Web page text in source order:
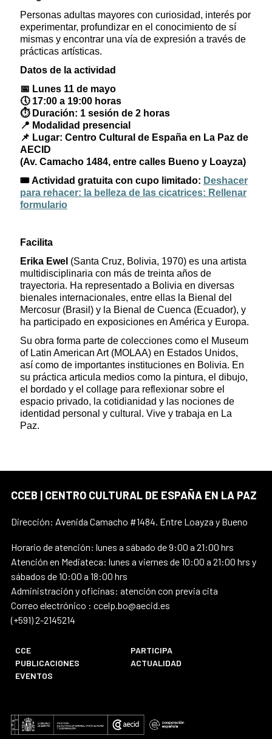
Personas adultas mayores con curiosidad, interés por
experimentar, profundizar en el conocimiento de sí
mismas y encontrar una vía de expresión a través de
prácticas artísticas.
Datos de la actividad
📅 Lunes 11 de mayo
🕔17:00 a 19:00 horas
⏱️Duración: 1 sesión de 2 horas
📍 Modalidad presencial
📌 Lugar: Centro Cultural de España en La Paz de
AECID
(Av. Camacho 1484, entre calles Bueno y Loayza)
🎟️Actividad gratuita con cupo limitado: Deshacer
para rehacer: la belleza de las cicatrices: Rellenar
formulario
Facilita
Erika Ewel (Santa Cruz, Bolivia, 1970) es una artista
multidisciplinaria con más de treinta años de
trayectoria. Ha representado a Bolivia en diversas
bienales internacionales, entre ellas la Bienal del
Mercosur (Brasil) y la Bienal de Cuenca (Ecuador), y
ha participado en exposiciones en América y Europa.
Su obra forma parte de colecciones como el Museum
of Latin American Art (MOLAA) en Estados Unidos,
así como de importantes instituciones en Bolivia. En
su práctica articula medios como la pintura, el dibujo,
el bordado y el collage para reflexionar sobre el
espacio privado, la cotidianidad y las nociones de
identidad personal y cultural. Vive y trabaja en La
Paz.
CCEB | CENTRO CULTURAL DE ESPAÑA EN LA PAZ
Dirección: Avenida Camacho #1484. Entre Loayza y Bueno
Horario de atención: lunes a sábado de 9:00 a 21:00 hrs
Atención en Mediateca: lunes a viernes de 10:00 a 21:00 hrs y
sábados de 10:00 a 18:00 hrs
Administración y oficinas: atención con previa cita
Correo electrónico : ccelp.bo@aecid.es
(+591) 2-2145214
CCE
PARTICIPA
PUBLICACIONES
ACTUALIDAD
EVENTOS